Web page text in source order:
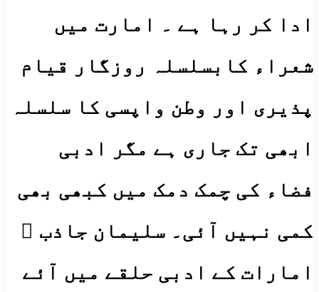
ادا کر رہا ہے ۔ امارت میں
شعراء کابسلسلہ روزگار قیام
پذیری اور وطن واپسی کا سلسلہ
ابھی تک جاری ہے مگر ادبی
فضاء کی چمک دمک میں کبھی بھی
کمی نہیں آئی۔ سلیمان جاذب ؔ
امارات کے ادبی حلقے میں آئے